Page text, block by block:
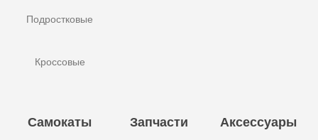
Подростковые
Кроссовые
Самокаты Запчасти Аксессуары